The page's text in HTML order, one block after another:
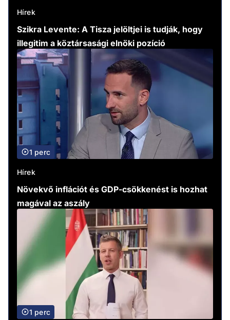
Hírek
Szikra Levente: A Tisza jelöltjei is tudják, hogy
illegitim a köztársasági elnöki pozíció
1 perc
Hírek
Növekvő inflációt és GDP-csökkenést is hozhat
magával az aszály
1 perc